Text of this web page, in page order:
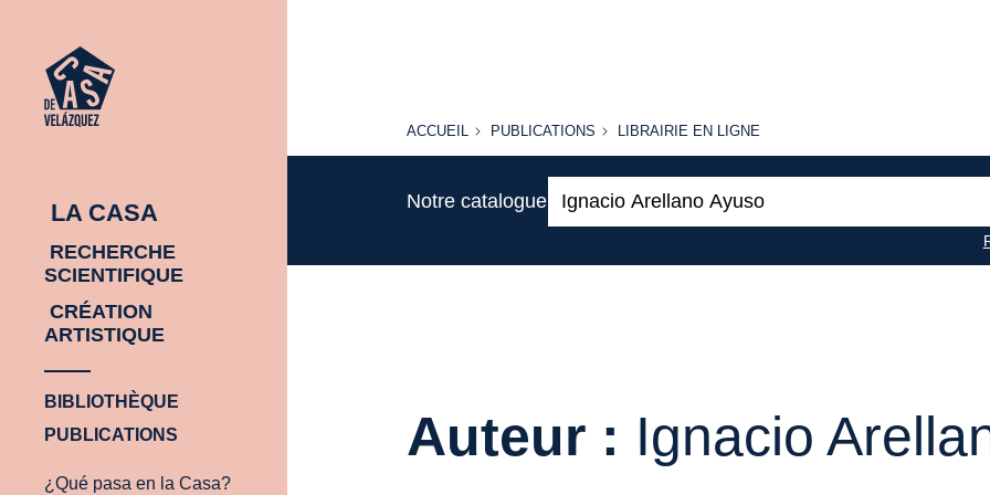
LA CASA
RECHERCHE
SCIENTIFIQUE
CRÉATION
ARTISTIQUE
BIBLIOTHÈQUE
PUBLICATIONS
¿Qué pasa en la Casa?
ACCUEIL
ACCUEIL PUBLICATIONS
PUBLICATIONS
LIBRAIRIE
LIBRAIRIE EN LIGNE
Notre catalogue:
Auteur : Ignacio